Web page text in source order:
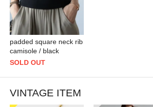
padded square neck rib
camisole / black
SOLD OUT
VINTAGE ITEM